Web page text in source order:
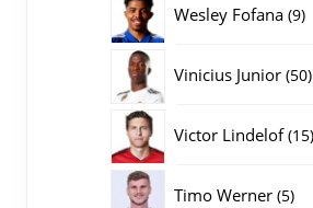
Wesley Fofana 99
Vinicius Junior 5050
Victor Lindelof 15
Timo Werner 55